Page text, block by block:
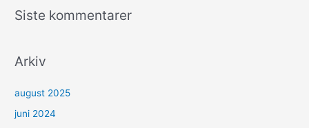
Siste kommentarer
Arkiv
august 2025
juni 2024